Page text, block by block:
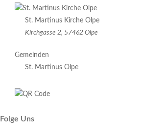
St. Martinus Kirche Olpe
Kirchgasse 2, 57462 Olpe
Gemeinden
St. Martinus Olpe
Folge Uns